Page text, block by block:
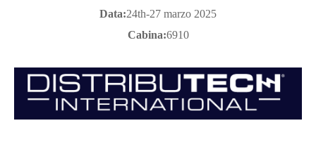
Data:24th-27 marzo 2025
Cabina:6910